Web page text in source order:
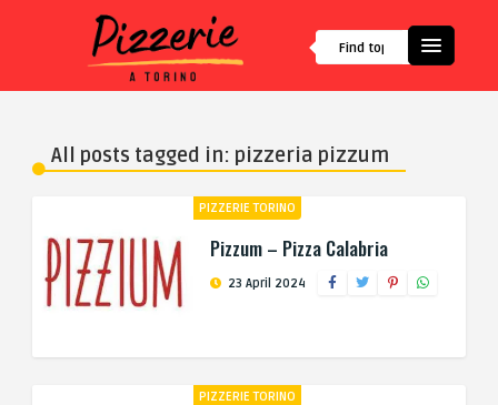
All posts tagged in: pizzeria pizzum
PIZZERIE TORINO
Pizzum – Pizza Calabria
23 April 2024
PIZZERIE TORINO